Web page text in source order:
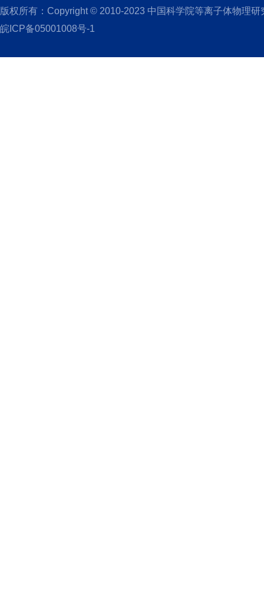
版权所有：Copyright © 2010-2023 中国科学院等离子体物理
皖ICP备05001008号-1